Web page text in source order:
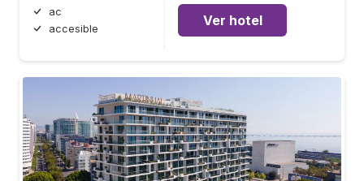
ac
accesible
Ver hotel